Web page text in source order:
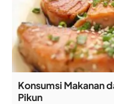
Konsumsi Makanan
Pikun